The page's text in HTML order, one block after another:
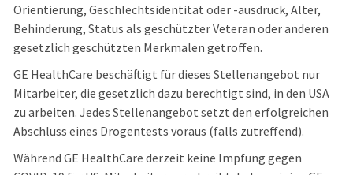
Orientierung, Geschlechtsidentität oder -ausdruck, Alter,
Behinderung, Status als geschützter Veteran oder anderen
gesetzlich geschützten Merkmalen getroffen.
GE HealthCare beschäftigt für dieses Stellenangebot nur
Mitarbeiter, die gesetzlich dazu berechtigt sind, in den USA
zu arbeiten. Jedes Stellenangebot setzt den erfolgreichen
Abschluss eines Drogentests voraus (falls zutreffend).
Während GE HealthCare derzeit keine Impfung gegen